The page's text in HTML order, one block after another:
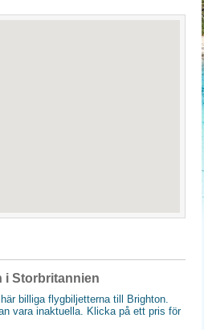
i Storbritannien
billiga flygbiljetterna till Brighton.
vara inaktuella. Klicka på ett pris för